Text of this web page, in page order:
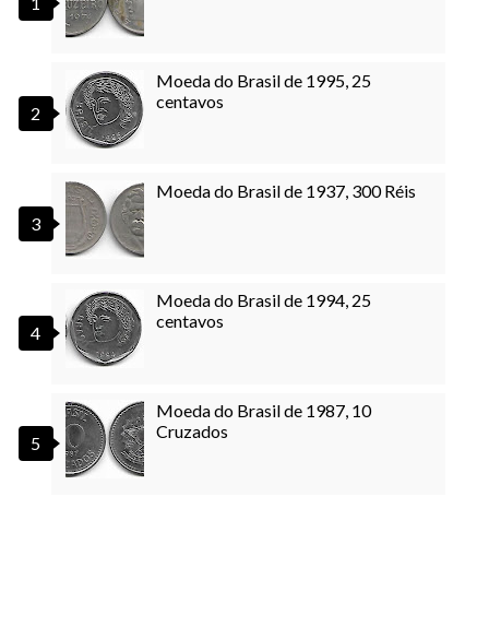
Moeda do Brasil de 1995, 25
centavos
Moeda do Brasil de 1937, 300 Réis
Moeda do Brasil de 1994, 25
centavos
Moeda do Brasil de 1987, 10
Cruzados